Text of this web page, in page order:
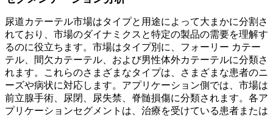
尿道カテーテル市場はタイプと用途によって大まかに分割さ
れており、市場のダイナミクスと特定の製品の需要を理解す
るのに役立ちます。市場はタイプ別に、フォーリー カテー
テル、間欠カテーテル、および男性体外カテーテルに分類さ
れます。これらのさまざまなタイプは、さまざまな患者のニ
ーズや病状に対応します。アプリケーション側では、市場は
前立腺手術、尿閉、尿失禁、脊髄損傷に分類されます。各ア
プリケーションセグメントは、治療を受けている患者または